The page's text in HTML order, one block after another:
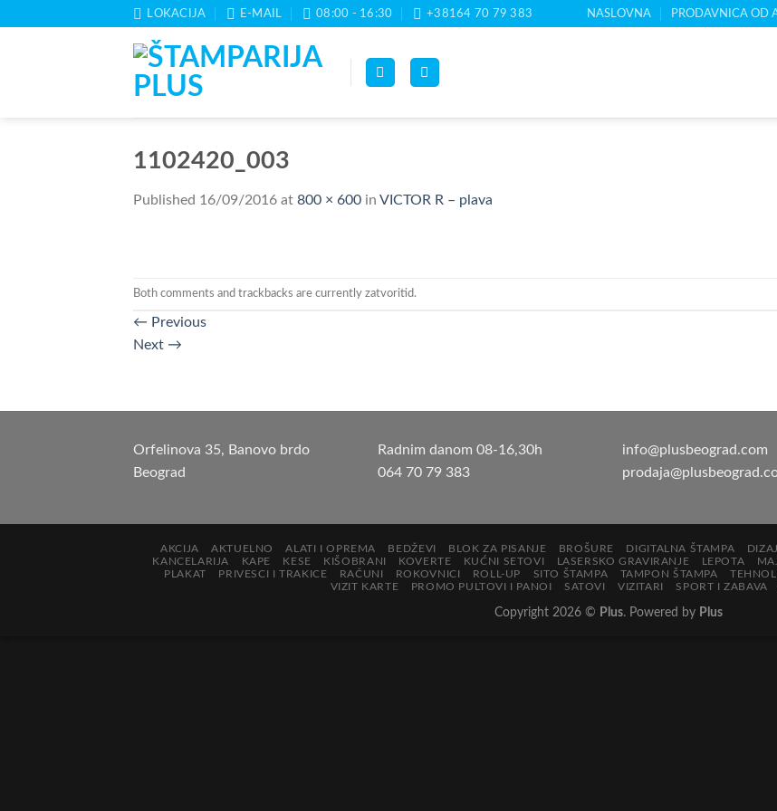
LOKACIJA E-MAIL 08:00 - 16:30 +38164 70 79 383 NASLOVNA PRODAVNICA OD
1102420_003
Published 16/09/2016 at 800 × 600 in VICTOR R – plava
Both comments and trackbacks are currently zatvoritid.
← Previous
Next →
Orfelinova 35, Banovo brdo
Beograd
Radnim danom 08-16,30h
064 70 79 383
info@plusbeograd.com
AKCIJA AKTUELNO ALATI I OPREMA BEDŽEVI BLOK ZA PISANJE BROŠURE DIGITALNA ŠTAMPA
KANCELARIJA
KAPE KESE KIŠOBRANI KOVERTE KUĆNI SETOVI LASERSKO GRAVIRANJE LEPOTA
PLAKAT
PRIVESCI I TRAKICE RAČUNI ROKOVNICI ROLL-UP SITO ŠTAMPA TAMPON ŠTAMPA
VIZIT KARTE
PROMO PULTOVI I PANOI SATOVI VIZITARI SPORT I ZABAVA
Copyright 2026 © Plus. Powered by Plus